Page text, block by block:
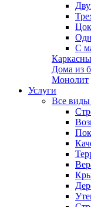
С
Дома из
Монолит
Услуги
Все виды